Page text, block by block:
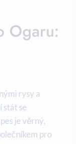
Ogaru:
rysy a
stát se
je věrný,
pro